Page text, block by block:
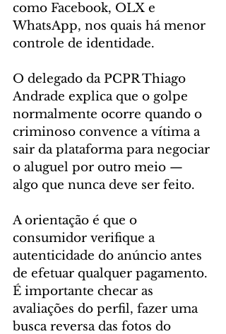
como Facebook, OLX e
WhatsApp, nos quais há menor
controle de identidade.
O delegado da PCPR Thiago
Andrade explica que o golpe
normalmente ocorre quando o
criminoso convence a vítima a
sair da plataforma para negociar
o aluguel por outro meio —
algo que nunca deve ser feito.
A orientação é que o
consumidor verifique a
autenticidade do anúncio antes
de efetuar qualquer pagamento.
É importante checar as
avaliações do perfil, fazer uma
busca reversa das fotos do